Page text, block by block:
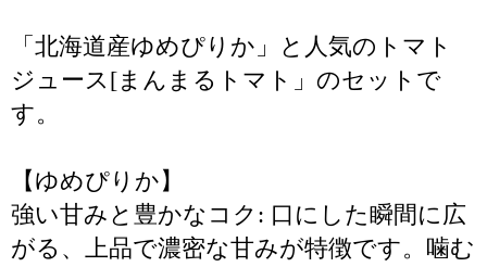
「北海道産ゆめぴりか」と人気のトマト
ジュース[まんまるトマト」のセットで
す。
【ゆめぴりか】
強い甘みと豊かなコク: 口にした瞬間に広
がる、上品で濃密な甘みが特徴です。噛む